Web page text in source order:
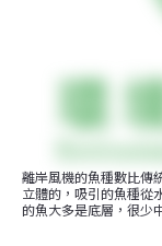
離岸風機的魚種數比傳
立體的，吸引的魚種從
的魚大多是底層，很少